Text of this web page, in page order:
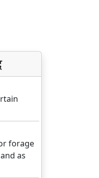
forage
as